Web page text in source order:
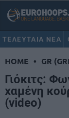
ΤΕΛΕΥΤΑΙΑ ΝΕΑ
HOME • GR
Γιόκιτς:
χαμένη
(video)